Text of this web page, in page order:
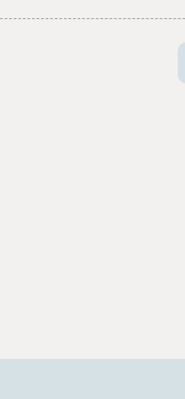
は、２位リーグの決勝ト